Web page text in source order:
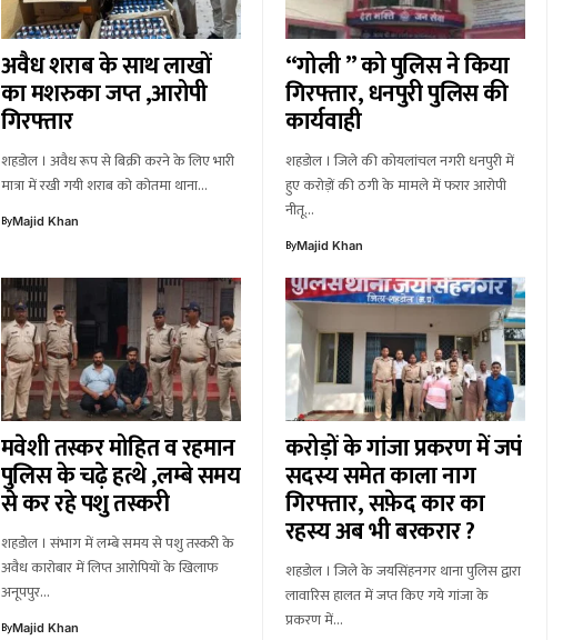
अवैध शराब के साथ लाखों
का मशरुका जप्त ,आरोपी
गिरफ्तार
शहडोल । अवैध रूप से बिक्री करने के लिए भारी
मात्रा में रखी गयी शराब को कोतमा थाना…
ByMajid Khan
“गोली ” को पुलिस ने किया
गिरफ्तार, धनपुरी पुलिस की
कार्यवाही
शहडोल । जिले की कोयलांचल नगरी धनपुरी में
हुए करोड़ों की ठगी के मामले में फरार आरोपी
नीतू…
ByMajid Khan
मवेशी तस्कर मोहित व रहमान
पुलिस के चढ़े हत्थे ,लम्बे समय
से कर रहे पशु तस्करी
शहडोल । संभाग में लम्बे समय से पशु तस्करी के
अवैध कारोबार में लिप्त आरोपियों के खिलाफ
अनूपपुर…
ByMajid Khan
करोड़ों के गांजा प्रकरण में जपं
सदस्य समेत काला नाग
गिरफ्तार, सफ़ेद कार का
रहस्य अब भी बरकरार ?
शहडोल । जिले के जयसिंहनगर थाना पुलिस द्वारा
लावारिस हालत में जप्त किए गये गांजा के
प्रकरण में…